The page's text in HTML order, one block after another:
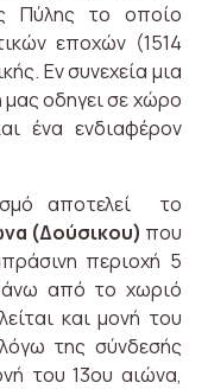
Πύλης το οποίο
εποχών (1514
Εν συνεχεία μια
οδηγει σε χώρο
ένα ενδιαφέρον
αποτελεί το
(Δούσικου) που
περιοχή 5
από το χωριό
και μονή του
της σύνδεσής
του 13ου αιώνα,